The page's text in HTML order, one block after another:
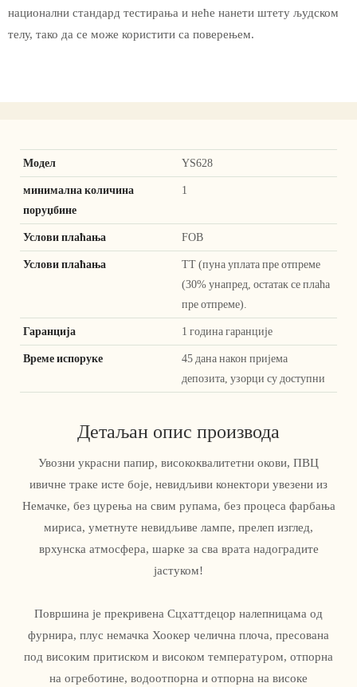
национални стандард тестирања и неће нанети штету људском
телу, тако да се може користити са поверењем.
Модел YS628
минимална количина
поруџбине
1
Услови плаћања FOB
Услови плаћања
ТТ (пуна уплата пре отпреме
(30% унапред, остатак се плаћа
пре отпреме).
Гаранција 1 година гаранције
Време испоруке
45 дана након пријема
депозита, узорци су доступни
Детаљан опис производа
Увозни украсни папир, висококвалитетни окови, ПВЦ
ивичне траке исте боје, невидљиви конектори увезени из
Немачке, без цурења на свим рупама, без процеса фарбања
мириса, уметнуте невидљиве лампе, прелеп изглед,
врхунска атмосфера, шарке за сва врата надоградите
јастуком!
Површина је прекривена Сцхаттдецор налепницама од
фурнира, плус немачка Хоокер челична плоча, пресована
под високим притиском и високом температуром, отпорна
на огреботине, водоотпорна и отпорна на високе